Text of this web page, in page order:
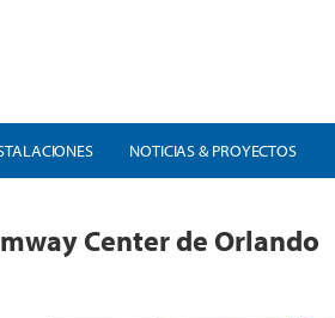
NOTICIAS & PROYECTOS
Center de Orlando